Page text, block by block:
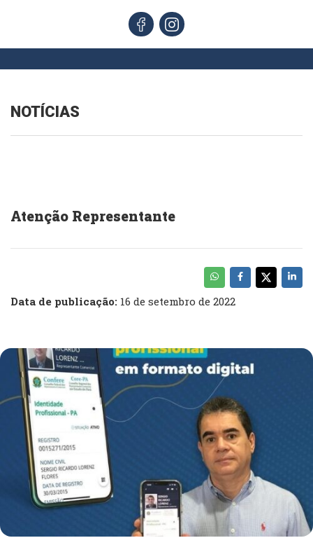
NOTÍCIAS
Atenção Representante
Data de publicação: 16 de setembro de 2022